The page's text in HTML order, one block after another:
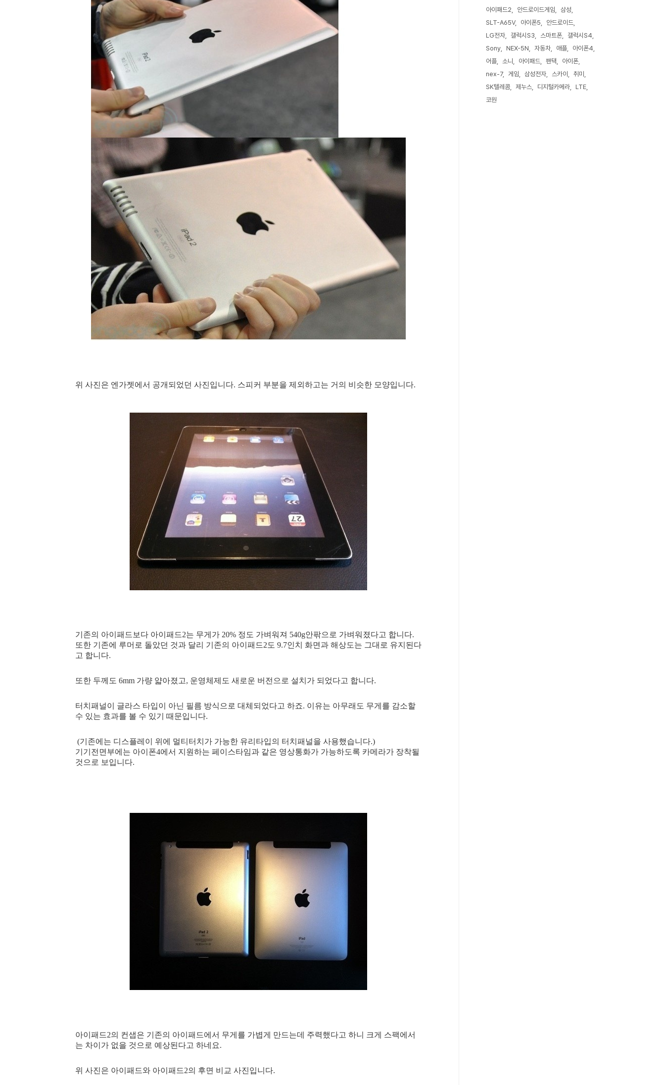
위 사진은 엔가젯에서 공개되었던 사진입니다. 스피커 부분을 제외하고는 거의 비슷한 모양입니다.
기존의 아이패드보다 아이패드2는 무게가 20% 정도 가벼워져 540g안팎으로 가벼워졌다고 합니다.
또한 기존에 루머로 돌았던 것과 달리 기존의 아이패드2도 9.7인치 화면과 해상도는 그대로 유지된다
고 합니다.
또한 두께도 6mm 가량 얇아졌고, 운영체제도 새로운 버전으로 설치가 되었다고 합니다.
터치패널이 글라스 타입이 아닌 필름 방식으로 대체되었다고 하죠. 이유는 아무래 도 무게를 감소할
수 있는 효과를 볼 수 있기 때문입니다.
(기존에는 디스플레이 위에 멀티터치가 가능한 유리타입의 터치패널을 사용했습니다.)
기기전면부에는 아이폰4에서 지원하는 페이스타임과 같은 영상통화가 가능하도록 카메라가 장착될
것으로 보입니다.
아이패드2의 컨샙은 기존의 아이패드에서 무게를 가볍게 만드는데 주력했다고 하니 크게 스팩에서
는 차이가 없을 것으로 예상된다고 하네요.
위 사진은 아이패드와 아이패드2의 후면 비교 사진입니다.
아이패드2 안드로이드게임
삼성
SLT-A65V
아이폰5
안드로이드
LG전자
갤럭시S3 스마트폰
갤럭시S4
Sony
NEX-5N 자동차 애플
아이폰4
어플
소니 아이패드 팬택
아이폰
nex-7
게임 삼성전자 스카이
취미
SK텔레콤
제누스 디지털카메라
LTE
코원